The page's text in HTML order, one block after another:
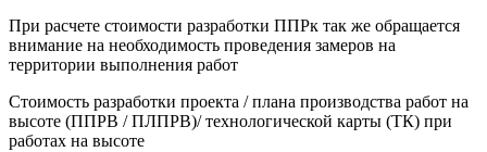
При расчете стоимости разработки ППРк так же обращается
внимание на необходимость проведения замеров на
территории выполнения работ
Стоимость разработки проекта / плана производства работ на
высоте (ППРВ / ПЛПРВ)/ технологической карты (ТК) при
работах на высоте